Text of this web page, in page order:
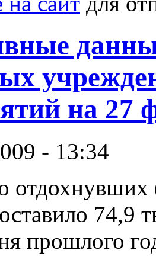
на 27
- 13:34
отдохнувших
74,9
прошлого